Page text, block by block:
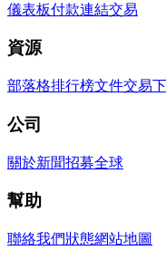
儀表板付款連結交易
資源
部落格排行榜文件交易
公司
關於新聞招募全球
幫助
聯絡我們狀態網站地圖